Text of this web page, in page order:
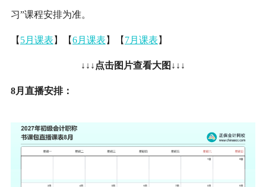
习”课程安排为准。
【 5月课表 】【6月课表 】【 7月课表 】
↓↓↓点击图片查看大图↓↓↓
8月直播安排：